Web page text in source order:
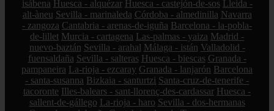
isábena Huesca - alquézar Huesca - castejón-de-sos Lleida -
alt-àneu Sevilla - marinaleda Córdoba - almedinilla Navarra
- zangoza Cantabria - arenas-de-iguña Barcelona - la-pobla-
de-lillet Murcia - cartagena Las-palmas - yaiza Madrid -
nuevo-baztán Sevilla - arahal Málaga - istán Valladolid -
fuensaldaña Sevilla - salteras Huesca - biescas Granada -
pampaneira La-rioja - ezcaray Granada - lanjarón Barcelona
- santa-susanna Bizkaia - santurtzi Santa-cruz-de-tenerife -
tacoronte Illes-balears - sant-llorenç-des-cardassar Huesca -
sallent-de-gállego La-rioja - haro Sevilla - dos-hermanas